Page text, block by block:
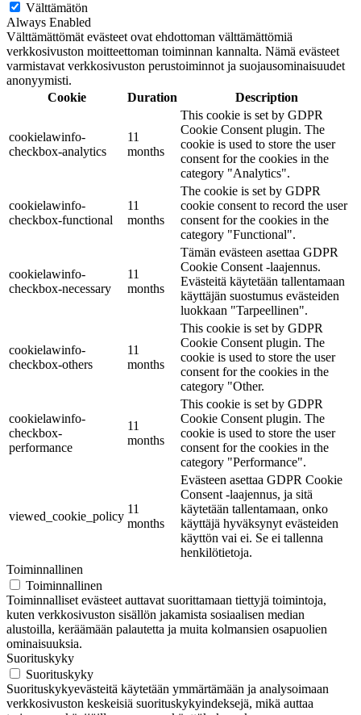
Välttämätön
Always Enabled
Välttämättömät evästeet ovat ehdottoman välttämättömiä
verkkosivuston moitteettoman toiminnan kannalta. Nämä evästeet
varmistavat verkkosivuston perustoiminnot ja suojausominaisuudet
anonyymisti.
Cookie
Duration Description
cookielawinfo-
checkbox-analytics
11
months
This cookie is set by GDPR
Cookie Consent plugin. The
cookie is used to store the user
consent for the cookies in the
category "Analytics".
cookielawinfo-
checkbox-functional
11
months
The cookie is set by GDPR
cookie consent to record the user
consent for the cookies in the
category "Functional".
cookielawinfo-
checkbox-necessary
11
months
Tämän evästeen asettaa GDPR
Cookie Consent -laajennus.
Evästeitä käytetään tallentamaan
käyttäjän suostumus evästeiden
luokkaan "Tarpeellinen".
cookielawinfo-
checkbox-others
11
months
This cookie is set by GDPR
Cookie Consent plugin. The
cookie is used to store the user
consent for the cookies in the
category "Other.
cookielawinfo-
checkbox-
performance
11
months
This cookie is set by GDPR
Cookie Consent plugin. The
cookie is used to store the user
consent for the cookies in the
category "Performance".
viewed_cookie_policy
11
months
Evästeen asettaa GDPR Cookie
Consent -laajennus, ja sitä
käytetään tallentamaan, onko
käyttäjä hyväksynyt evästeiden
käyttön vai ei. Se ei tallenna
henkilötietoja.
Toiminnallinen
Toiminnallinen
Toiminnalliset evästeet auttavat suorittamaan tiettyjä toimintoja,
kuten verkkosivuston sisällön jakamista sosiaalisen median
alustoilla, keräämään palautetta ja muita kolmansien osapuolien
ominaisuuksia.
Suorituskyky
Suorituskyky
Suorituskykyevästeitä käytetään ymmärtämään ja analysoimaan
verkkosivuston keskeisiä suorituskykyindeksejä, mikä auttaa